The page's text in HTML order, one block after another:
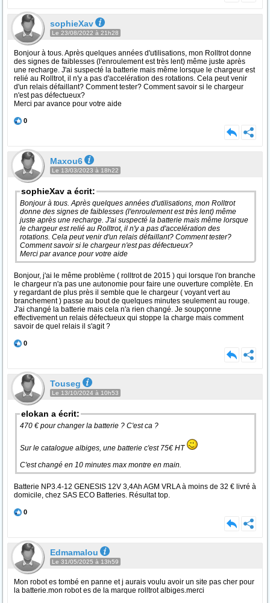
sophieXav
Le 23/08/2022 à 21h28
Bonjour à tous. Après quelques années d'utilisations, mon Rolltrot donne
des signes de faiblesses (l'enroulement est très lent) même juste après
une recharge. J'ai suspecté la batterie mais même lorsque le chargeur est
relié au Rolltrot, il n'y a pas d'accelération des rotations. Cela peut venir
d'un relais défaillant? Comment tester? Comment savoir si le chargeur
n'est pas défectueux?
Merci par avance pour votre aide
0
Maxou6
Le 13/03/2023 à 18h22
sophieXav a écrit:
Bonjour à tous. Après quelques années d'utilisations, mon Rolltrot
donne des signes de faiblesses (l'enroulement est très lent) même
juste après une recharge. J'ai suspecté la batterie mais même lorsque
le chargeur est relié au Rolltrot, il n'y a pas d'accelération des
rotations. Cela peut venir d'un relais défaillant? Comment tester?
Comment savoir si le chargeur n'est pas défectueux?
Merci par avance pour votre aide
Bonjour, j'ai le même problème ( rolltrot de 2015 ) qui lorsque l'on branche
le chargeur n'a pas une autonomie pour faire une ouverture complète. En
y regardant de plus près il semble que le chargeur ( voyant vert au
branchement ) passe au bout de quelques minutes seulement au rouge.
J'ai changé la batterie mais cela n'a rien changé. Je soupçonne
effectivement un relais défectueux qui stoppe la charge mais comment
savoir de quel relais il s'agit ?
0
Touseg
Le 13/10/2024 à 10h53
elokan a écrit:
470 € pour changer la batterie ? C'est ca ?
Sur le catalogue albiges, une batterie c'est 75€ HT
C'est changé en 10 minutes max montre en main.
Batterie NP3.4-12 GENESIS 12V 3,4Ah AGM VRLA à moins de 32 € livré à
domicile, chez SAS ECO Batteries. Résultat top.
0
Edmamalou
Le 31/05/2025 à 13h59
Mon robot es tombé en panne et j aurais voulu avoir un site pas cher pour
la batterie.mon robot es de la marque rolltrot albiges.merci